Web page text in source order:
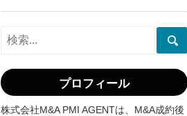
プロフィール
株式会社M&A PMI AGENTは、M&A成約後